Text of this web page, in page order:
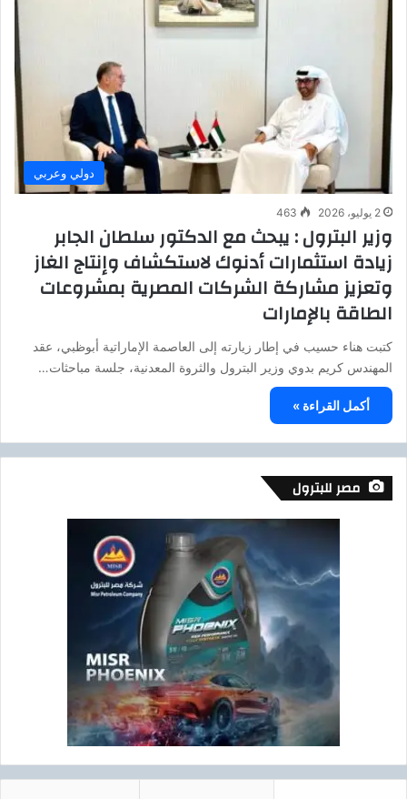
دولي وعربي
2 يوليو، 2026 463
وزير البترول : يبحث مع الدكتور سلطان الجابر
زيادة استثمارات أدنوك لاستكشاف وإنتاج الغاز
وتعزيز مشاركة الشركات المصرية بمشروعات
الطاقة بالإمارات
كتبت هناء حسيب في إطار زيارته إلى العاصمة الإماراتية أبوظبي، عقد
المهندس كريم بدوي وزير البترول والثروة المعدنية، جلسة مباحثات…
أكمل القراءة »
مصر للبترول